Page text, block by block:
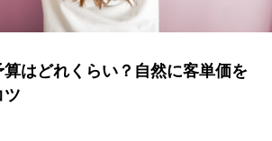
はどれくらい？自然に客単価を